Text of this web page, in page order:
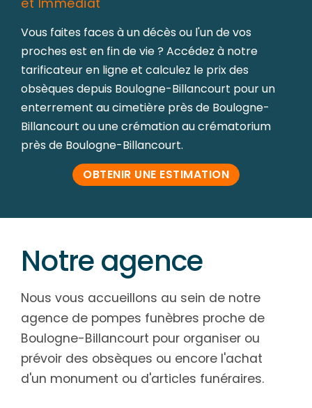
Vous faites faces à un décès ou l'un de vos
proches est en fin de vie ? Accédez à notre
tarificateur en ligne et calculez le prix des
obsèques depuis Boulogne-Billancourt pour un
enterrement au cimetière près de Boulogne-
Billancourt ou une crémation au crématorium
près de Boulogne-Billancourt.
OBTENIR UNE ESTIMATION
Notre agence
Nous vous accueillons au sein de notre
agence de pompes funèbres proche de
Boulogne-Billancourt pour organiser ou
prévoir des obsèques ou encore l'achat
d'un monument ou d'articles funéraires.